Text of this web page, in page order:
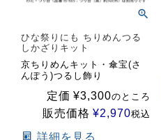
ひな祭りにも ちりめんつる
しかざりキット
京ちりめんキット・傘宝(さ
んぽう)つるし飾り
定価 ¥3,300のところ
販売価格 ¥2,970税込
詳細を見る